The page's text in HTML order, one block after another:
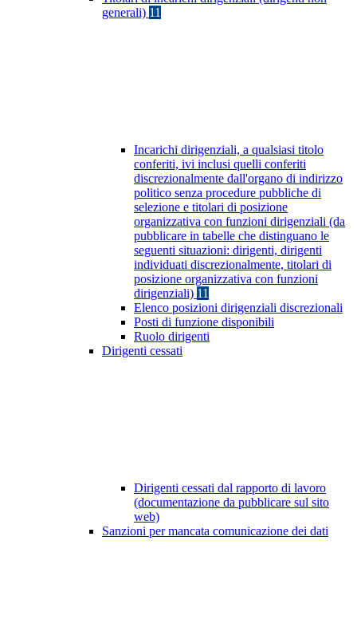
generali) 11
Incarichi dirigenziali, a qualsiasi titolo
conferiti, ivi inclusi quelli conferiti
discrezionalmente dall'organo di indirizzo
politico senza procedure pubbliche di
selezione e titolari di posizione
organizzativa con funzioni dirigenziali (da
pubblicare in tabelle che distinguano le
seguenti situazioni: dirigenti, dirigenti
individuati discrezionalmente, titolari di
posizione organizzativa con funzioni
dirigenziali) 11
Elenco posizioni dirigenziali discrezionali
Posti di funzione disponibili
Ruolo dirigenti
Dirigenti cessati
Dirigenti cessati dal rapporto di lavoro
(documentazione da pubblicare sul sito
web)
Sanzioni per mancata comunicazione dei dati